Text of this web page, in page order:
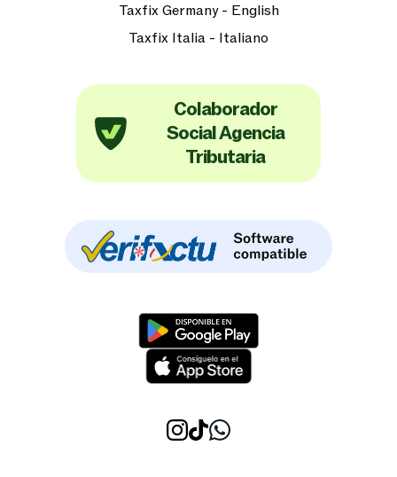
Taxfix Germany - English
Taxfix Italia - Italiano
Colaborador
Social Agencia
Tributaria